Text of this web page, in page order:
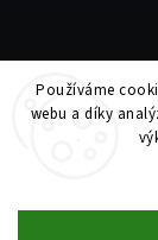
Používáme
webu a díky
Copyright